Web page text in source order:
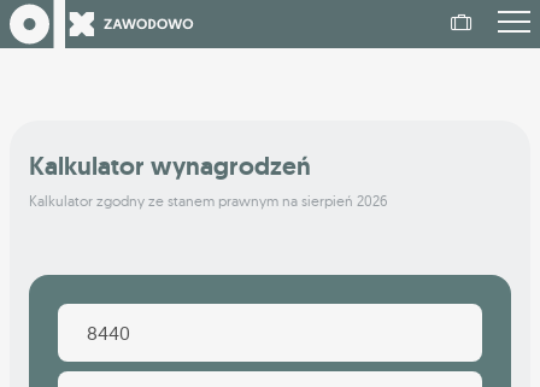
Kalkulator wynagrodzeń
Kalkulator zgodny ze stanem prawnym na sierpień 2026